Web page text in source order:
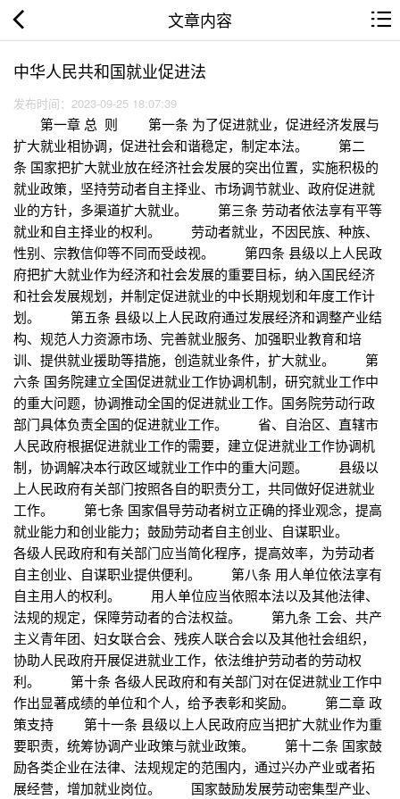
文章内容
中华人民共和国就业促进法
发布时间：2023-09-25 18:07:39
第一章 总 则 第一条 为了促进就业，促进经济发展与
扩大就业相协调，促进社会和谐稳定，制定本法。 第二
条 国家把扩大就业放在经济社会发展的突出位置，实施积极的
就业政策，坚持劳动者自主择业、市场调节就业、政府促进就
业的方针，多渠道扩大就业。 第三条 劳动者依法享有平等
就业和自主择业的权利。 劳动者就业，不因民族、种族、
性别、宗教信仰等不同而受歧视。 第四条 县级以上人民政
府把扩大就业作为经济和社会发展的重要目标，纳入国民经济
和社会发展规划，并制定促进就业的中长期规划和年度工作计
划。 第五条 县级以上人民政府通过发展经济和调整产业结
构、规范人力资源市场、完善就业服务、加强职业教育和培
训、提供就业援助等措施，创造就业条件，扩大就业。 第
六条 国务院建立全国促进就业工作协调机制，研究就业工作中
的重大问题，协调推动全国的促进就业工作。国务院劳动行政
部门具体负责全国的促进就业工作。 省、自治区、直辖市
人民政府根据促进就业工作的需要，建立促进就业工作协调机
制，协调解决本行政区域就业工作中的重大问题。 县级以
上人民政府有关部门按照各自的职责分工，共同做好促进就业
工作。 第七条 国家倡导劳动者树立正确的择业观念，提高
就业能力和创业能力；鼓励劳动者自主创业、自谋职业。
各级人民政府和有关部门应当简化程序，提高效率，为劳动者
自主创业、自谋职业提供便利。 第八条 用人单位依法享有
自主用人的权利。 用人单位应当依照本法以及其他法律、
法规的规定，保障劳动者的合法权益。 第九条 工会、共产
主义青年团、妇女联合会、残疾人联合会以及其他社会组织，
协助人民政府开展促进就业工作，依法维护劳动者的劳动权
利。 第十条 各级人民政府和有关部门对在促进就业工作中
作出显著成绩的单位和个人，给予表彰和奖励。 第二章 政
策支持 第十一条 县级以上人民政府应当把扩大就业作为重
要职责，统筹协调产业政策与就业政策。 第十二条 国家鼓
励各类企业在法律、法规规定的范围内，通过兴办产业或者拓
展经营，增加就业岗位。 国家鼓励发展劳动密集型产业、